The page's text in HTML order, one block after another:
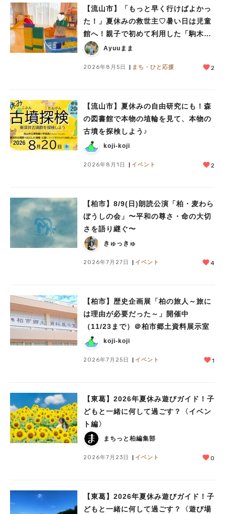
【流山市】「もっと早く行けばよかっ
た！」夏休みの救世主♡暑い日は児童
館へ！親子で初めて利用した「駒木台
児童館」レポート
Ayuuまま
2026年8月5日 まち・ひと応援 2
【流山市】夏休みの自由研究にも！森
の図書館で本物の埴輪を見て、本物の
古墳を探検しよう♪
koji-koji
2026年8月1日 イベント 2
【柏市】8/9(日)朗読公演「柏・麦わら
ぼうしの会」〜平和の尊さ・命の大切
さを語り継ぐ〜
きゅっきゅ
2026年7月27日 イベント 4
【柏市】歴史企画展「柏の旅人～旅に
は理由が必要だった～」開催中
（11/23まで）＠柏市郷土資料展示室
koji-koji
2026年7月25日 イベント 1
【東葛】2026年夏休み遊びガイド！子
どもと一緒に何して過ごす？〈イベン
ト編〉
まちっと柏編集部
2026年7月23日 イベント 0
【東葛】2026年夏休み遊びガイド！子
どもと一緒に何して過ごす？〈遊び場